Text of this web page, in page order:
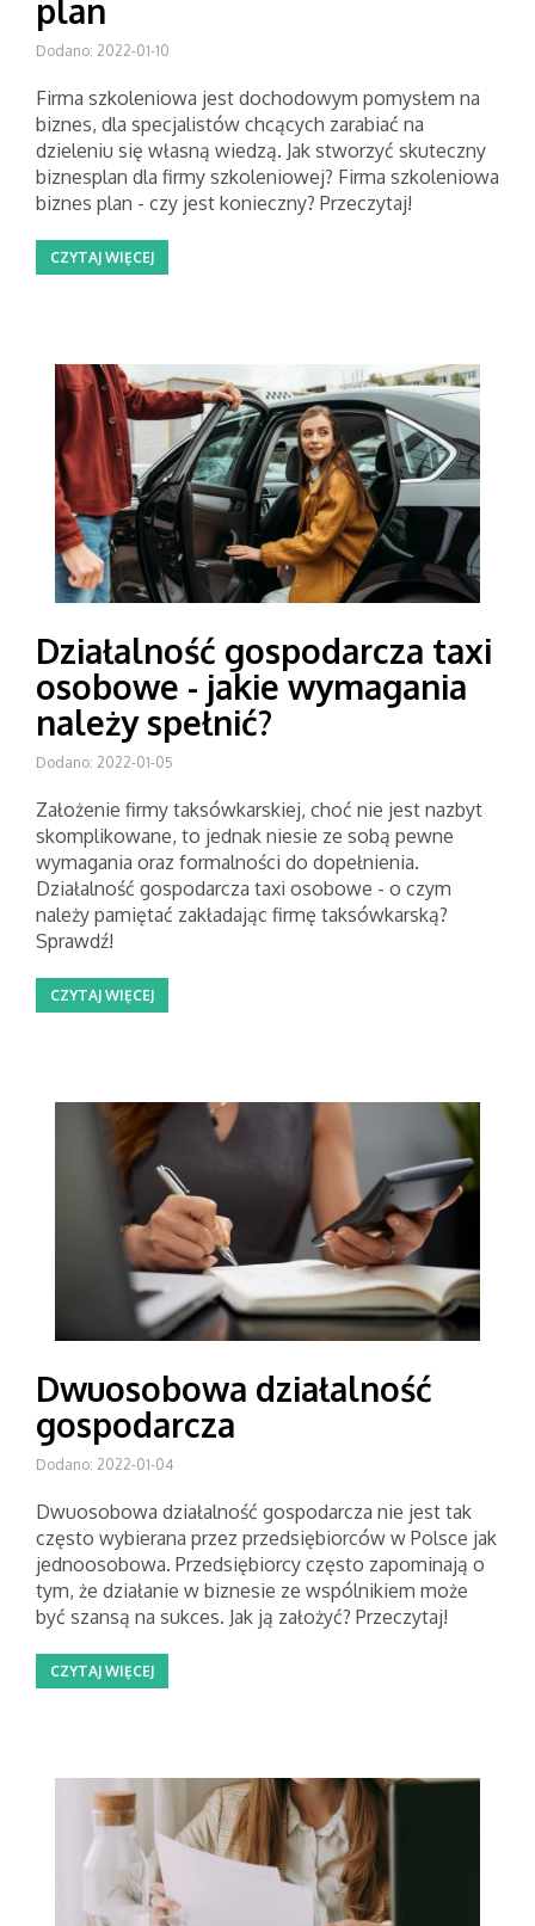
plan
Dodano: 2022-01-10
Firma szkoleniowa jest dochodowym pomysłem na
biznes, dla specjalistów chcących zarabiać na
dzieleniu się własną wiedzą. Jak stworzyć skuteczny
biznesplan dla firmy szkoleniowej? Firma szkoleniowa
biznes plan - czy jest konieczny? Przeczytaj!
CZYTAJ WIĘCEJ
Działalność gospodarcza taxi
osobowe - jakie wymagania
należy spełnić?
Dodano: 2022-01-05
Założenie firmy taksówkarskiej, choć nie jest nazbyt
skomplikowane, to jednak niesie ze sobą pewne
wymagania oraz formalności do dopełnienia.
Działalność gospodarcza taxi osobowe - o czym
należy pamiętać zakładając firmę taksówkarską?
Sprawdź!
CZYTAJ WIĘCEJ
Dwuosobowa działalność
gospodarcza
Dodano: 2022-01-04
Dwuosobowa działalność gospodarcza nie jest tak
często wybierana przez przedsiębiorców w Polsce jak
jednoosobowa. Przedsiębiorcy często zapominają o
tym, że działanie w biznesie ze wspólnikiem może
być szansą na sukces. Jak ją założyć? Przeczytaj!
CZYTAJ WIĘCEJ